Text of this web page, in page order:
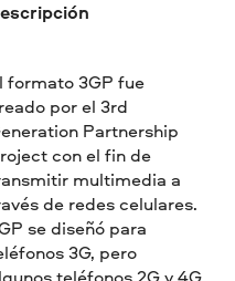
formato 3GP fue
por el 3rd
Partnership
con el fin de
multimedia a
de redes celulares.
se diseñó para
3G, pero